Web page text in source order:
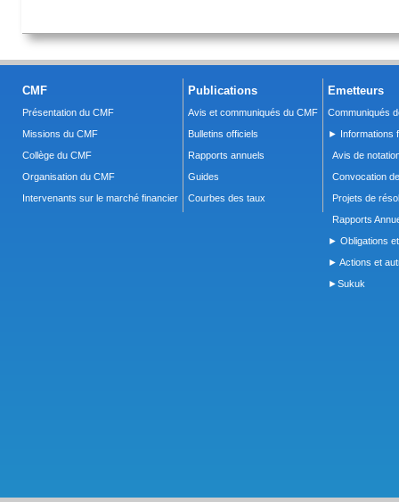
CMF
Présentation du CMF
Missions du CMF
Collège du CMF
Organisation du CMF
Intervenants sur le marché financier
Publications
Avis et communiqués du CMF
Bulletins officiels
Rapports annuels
Guides
Courbes des taux
Emetteurs
Communiqués
► Informations
Avis de
Convocation
Projets de
Rapports
► Obligations
► Actions et
►Sukuk